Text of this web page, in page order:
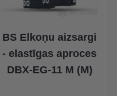
BS Elkoņu aizsargi
- elastīgas aproces
DBX-EG-11 M (M)